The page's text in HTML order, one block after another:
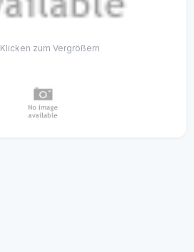
Klicken zum Vergrößern